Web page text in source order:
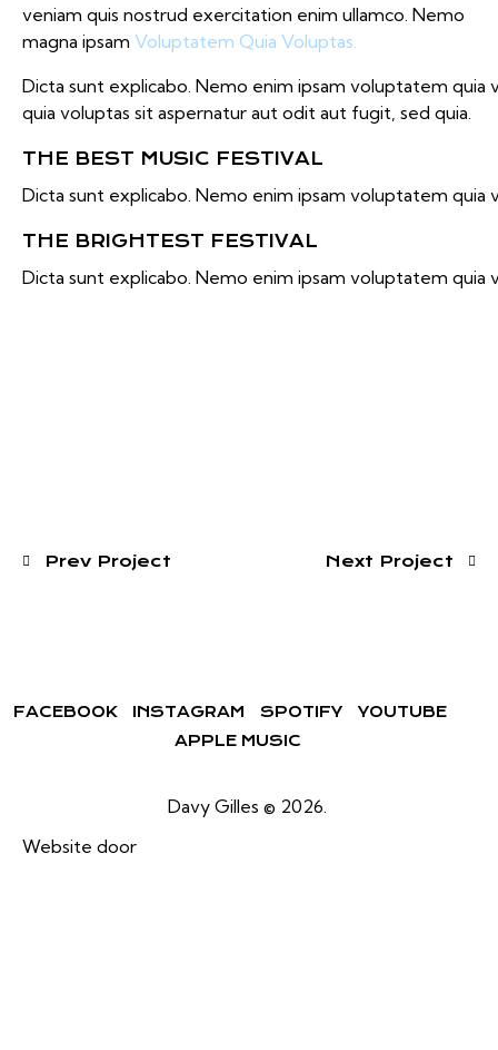
veniam quis nostrud exercitation enim ullamco. Nemo
magna ipsam Voluptatem Quia Voluptas.
Dicta sunt explicabo. Nemo enim ipsam voluptatem
quia voluptas sit aspernatur aut odit aut fugit, sed quia.
THE BEST MUSIC FESTIVAL
Dicta sunt explicabo. Nemo enim ipsam voluptatem
THE BRIGHTEST FESTIVAL
Dicta sunt explicabo. Nemo enim ipsam voluptatem
Prev Project Next Project
FACEBOOK INSTAGRAM SPOTIFY
YOUTUBE
APPLE MUSIC
Davy Gilles © 2026.
Website door